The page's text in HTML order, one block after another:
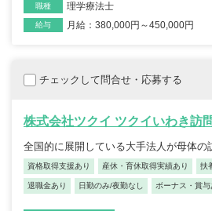
職種 理学療法士
雇用形態
給与 月給：380,000円～450,000円
チェックして問合せ・応募する
株式会社ツクイ ツクイいわき訪
全国的に展開している大手法人が母体の
資格取得支援あり 産休・育休取得実績あり 扶
退職金あり 日勤のみ/夜勤なし ボーナス・賞与